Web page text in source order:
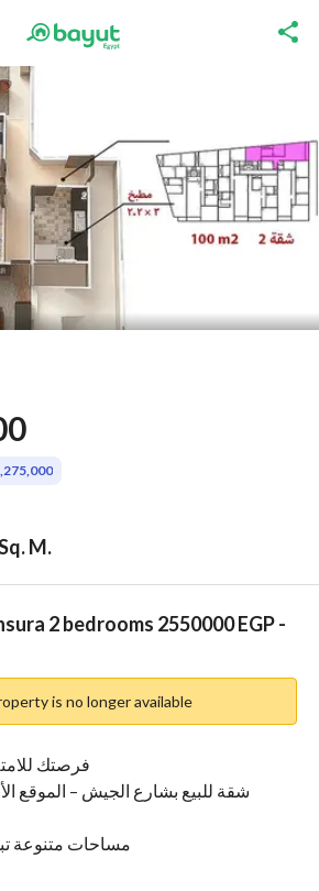
M.
Trends & Indices Mortgage
2 bedrooms 2550000 EGP -
is no longer available
فرصتك
شقة للبيع بشارع الجيش – الموقع
مساحات متنوعة تبدأ من